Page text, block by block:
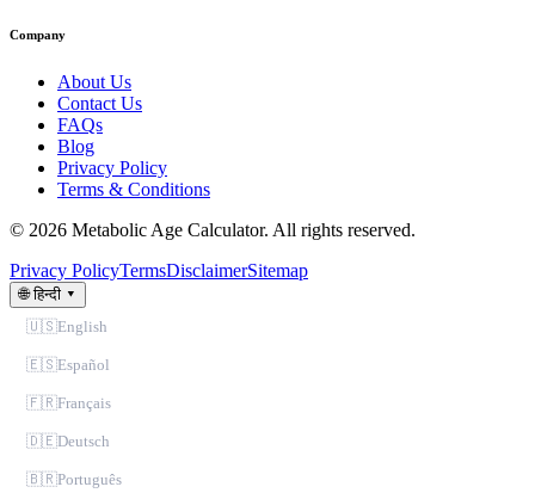
Company
About Us
Contact Us
FAQs
Blog
Privacy Policy
Terms & Conditions
© 2026 Metabolic Age Calculator. All rights reserved.
Privacy PolicyTermsDisclaimerSitemap
🌐 हिन्दी ▾
🇺🇸English
🇪🇸Español
🇫🇷Français
🇩🇪Deutsch
🇧🇷Português